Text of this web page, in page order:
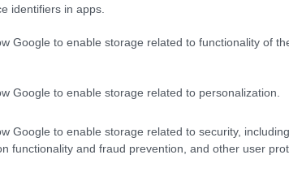
identifiers in apps.
Google to enable storage related to functionality of
Google to enable storage related to personalization.
Google to enable storage related to security, including
functionality and fraud prevention, and other user
főszereplők
ütközet végeredménye
Cikkünkben jeleztük,